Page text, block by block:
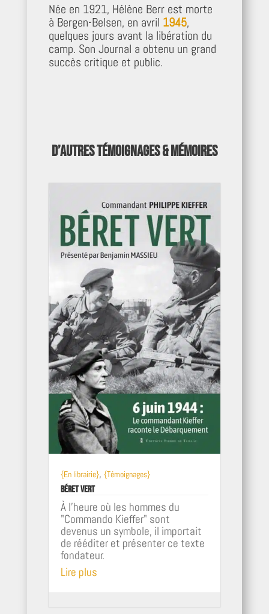
Née en 1921, Hélène Berr est morte
à Bergen-Belsen, en avril 1945,
quelques jours avant la libération du
camp. Son Journal a obtenu un grand
succès critique et public.
D’autres témoignages & mémoires
{En librairie}, {Témoignages}
Béret Vert
À l’heure où les hommes du
"Commando Kieffer" sont
devenus un symbole, il importait
de rééditer et présenter ce texte
fondateur.
Lire plus